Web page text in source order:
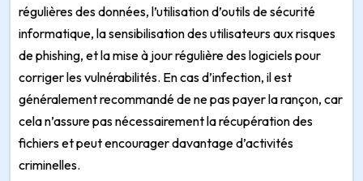
régulières des données, l’utilisation d’outils de sécurité
informatique, la sensibilisation des utilisateurs aux risques
de phishing, et la mise à jour régulière des logiciels pour
corriger les vulnérabilités. En cas d’infection, il est
généralement recommandé de ne pas payer la rançon, car
cela n’assure pas nécessairement la récupération des
fichiers et peut encourager davantage d’activités
criminelles.